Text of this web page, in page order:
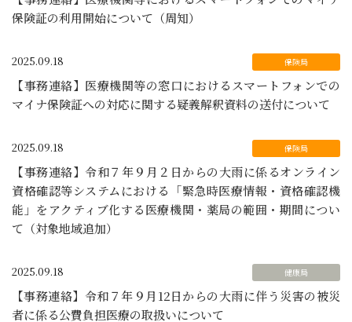
保険証の利用開始について（周知）
2025.09.18
【事務連絡】医療機関等の窓口におけるスマートフォンでの
マイナ保険証への対応に関する疑義解釈資料の送付について
2025.09.18
【事務連絡】令和７年９月２日からの大雨に係るオンライン
資格確認等システムにおける「緊急時医療情報・資格確認機
能」をアクティブ化する医療機関・薬局の範囲・期間につい
て（対象地域追加）
2025.09.18
【事務連絡】令和７年９月12日からの大雨に伴う災害の被災
者に係る公費負担医療の取扱いについて